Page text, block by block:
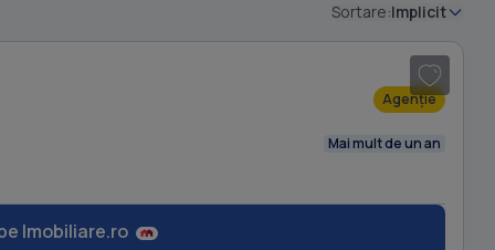
Sortare:Implicit
1
/ 12
Agenție
Mai mult de un an
Imobiliare.ro